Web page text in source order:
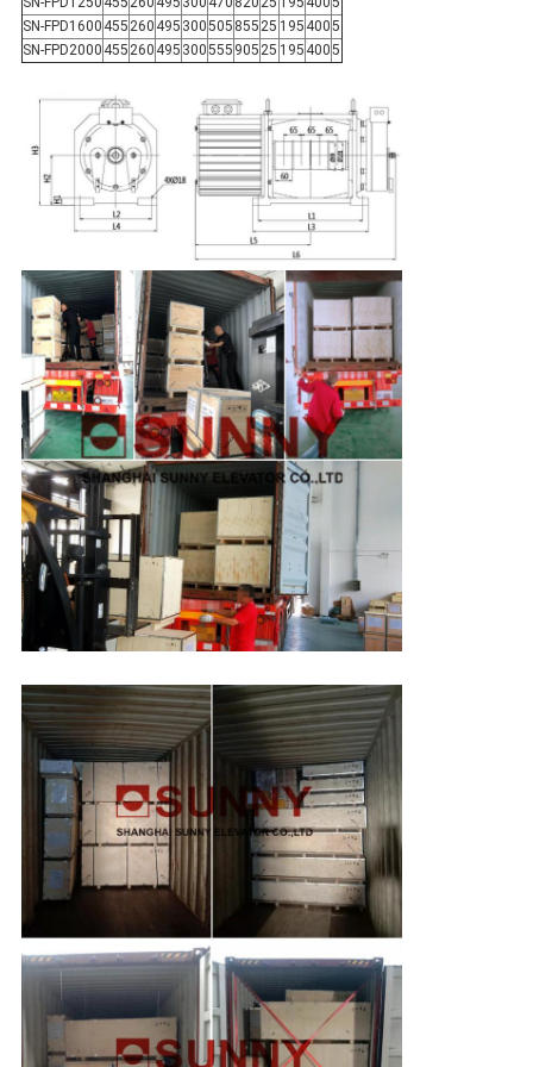
SN-FPD1600 455260 495 300505 85525 195 4005
SN-FPD2000 455260 495 300555 90525 195 4005